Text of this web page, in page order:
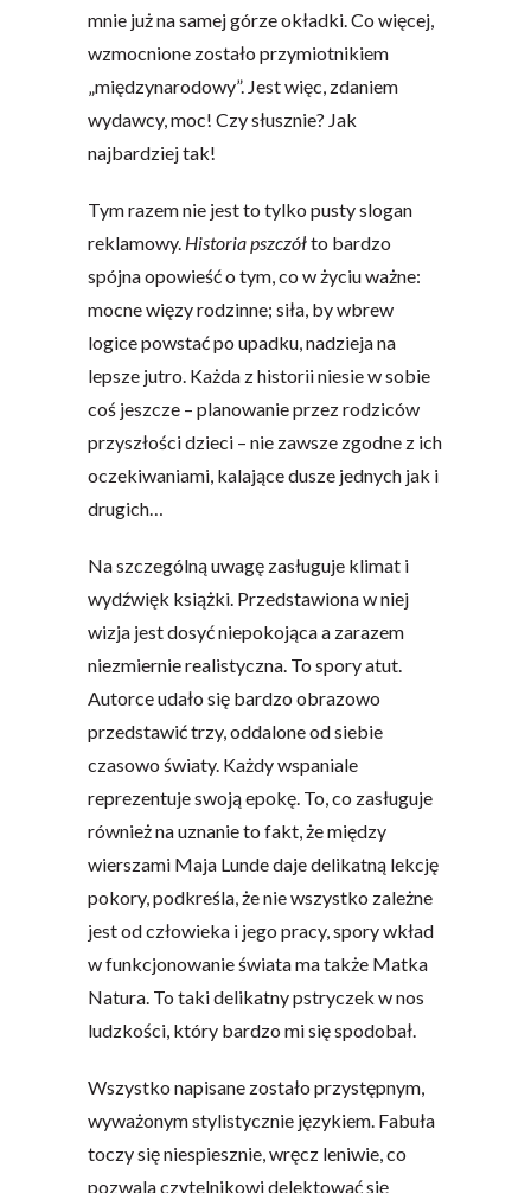
mnie już na samej górze okładki. Co więcej,
wzmocnione zostało przymiotnikiem
„międzynarodowy”. Jest więc, zdaniem
wydawcy, moc! Czy słusznie? Jak
najbardziej tak!
Tym razem nie jest to tylko pusty slogan
reklamowy. Historia pszczółto bardzo
spójna opowieść o tym, co w życiu ważne:
mocne więzy rodzinne; siła, by wbrew
logice powstać po upadku, nadzieja na
lepsze jutro. Każda z historii niesie w sobie
coś jeszcze – planowanie przez rodziców
przyszłości dzieci – nie zawsze zgodne z ich
oczekiwaniami, kalające dusze jednych jak i
drugich…
Na szczególną uwagę zasługuje klimat i
wydźwięk książki. Przedstawiona w niej
wizja jest dosyć niepokojąca a zarazem
niezmiernie realistyczna. To spory atut.
Autorce udało się bardzo obrazowo
przedstawić trzy, oddalone od siebie
czasowo światy. Każdy wspaniale
reprezentuje swoją epokę. To, co zasługuje
również na uznanie to fakt, że między
wierszami Maja Lunde daje delikatną lekcję
pokory, podkreśla, że nie wszystko zależne
jest od człowieka i jego pracy, spory wkład
w funkcjonowanie świata ma także Matka
Natura. To taki delikatny pstryczek w nos
ludzkości, który bardzo mi się spodobał.
Wszystko napisane zostało przystępnym,
wyważonym stylistycznie językiem. Fabuła
toczy się niespiesznie, wręcz leniwie, co
pozwala czytelnikowi delektować się